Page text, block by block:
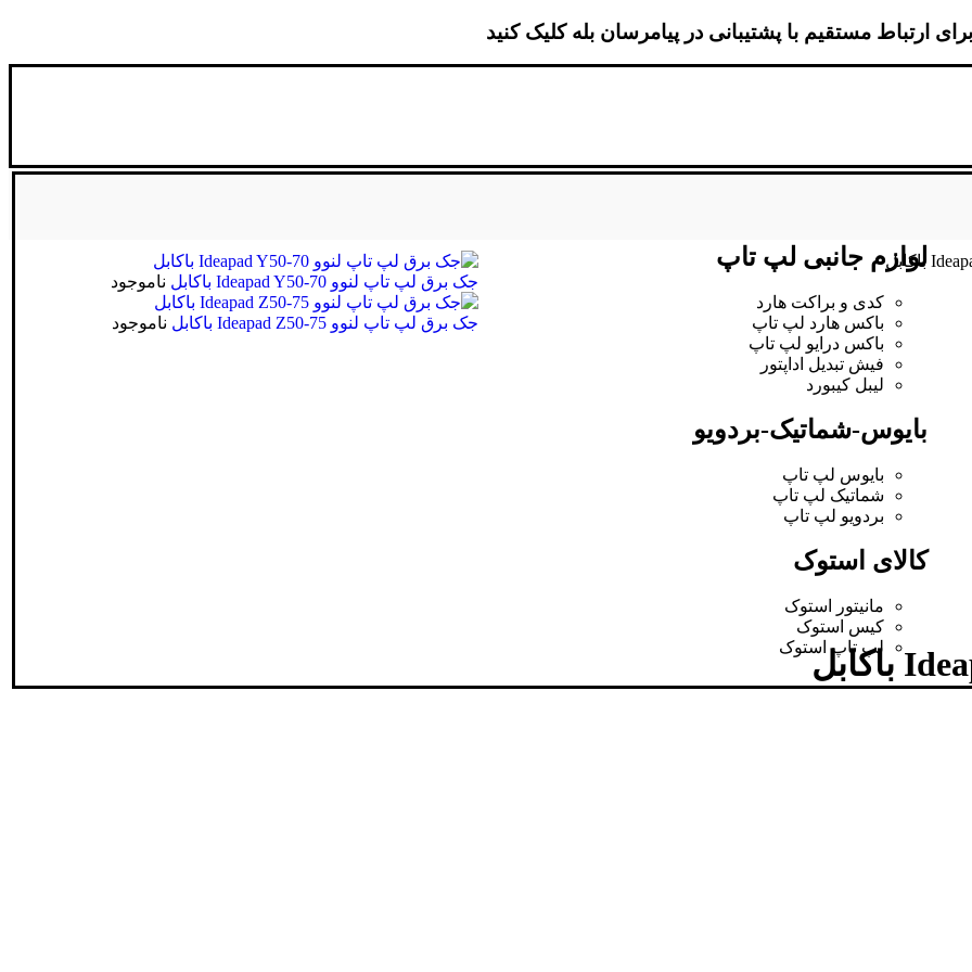
برای ارتباط مستقیم با پشتیبانی در پیامرسان بله کلیک کنید
لوازم جانبی لپ تاپ
کدی و براکت هارد
باکس هارد لپ تاپ
باکس درایو لپ تاپ
فیش تبدیل اداپتور
لیبل کیبورد
بایوس-شماتیک-بردویو
بایوس لپ تاپ
شماتیک لپ تاپ
بردویو لپ تاپ
کالای استوک
مانیتور استوک
کیس استوک
لپ تاپ استوک
جک برق لپ تاپ لنوو Ideapad Y50-70 باکابل
ناموجود
جک برق لپ تاپ لنوو Ideapad Z50-75 باکابل ناموجود